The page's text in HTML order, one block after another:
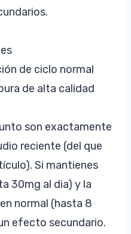
de ciclo normal
de alta calidad
son exactamente
reciente (del que
Si mantienes
30mg al dia) y la
normal (hasta 8
efecto secundario.